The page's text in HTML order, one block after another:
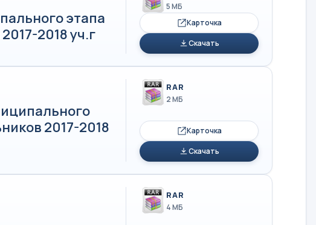
этапа
2018 уч.г
5 МБ
Карточка
Скачать
2017-2018
RAR
2 МБ
Карточка
Скачать
RAR
4 МБ